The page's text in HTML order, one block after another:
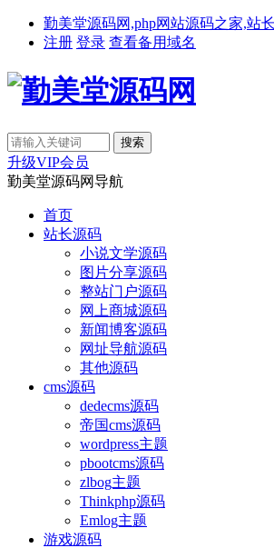
勤美堂源码网,php网站源码之家,站
注册 登录 查看备用域名
升级VIP会员
勤美堂源码网导航
首页
站长源码
小说文学源码
图片分享源码
整站门户源码
网上商城源码
新闻博客源码
网址导航源码
其他源码
cms源码
dedecms源码
帝国cms源码
wordpress主题
pbootcms源码
zlbog主题
Thinkphp源码
Emlog主题
游戏源码